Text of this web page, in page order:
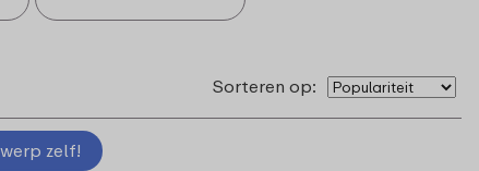
Sorteren op:
zelf!